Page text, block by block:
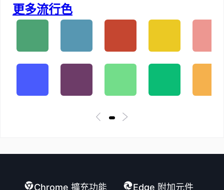
更多流行色
Chrome 擴充功能 Edge 附加元件